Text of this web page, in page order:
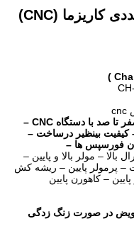
:تولید شده صفر تا صد با دستگاه CNC –
کیفیت بینظیر درساخت –
فورسپس ها –
بالا – مولر بالا و پایین –
– پرمولر پایین – ریشه کش
پایین – کاهورن پایین